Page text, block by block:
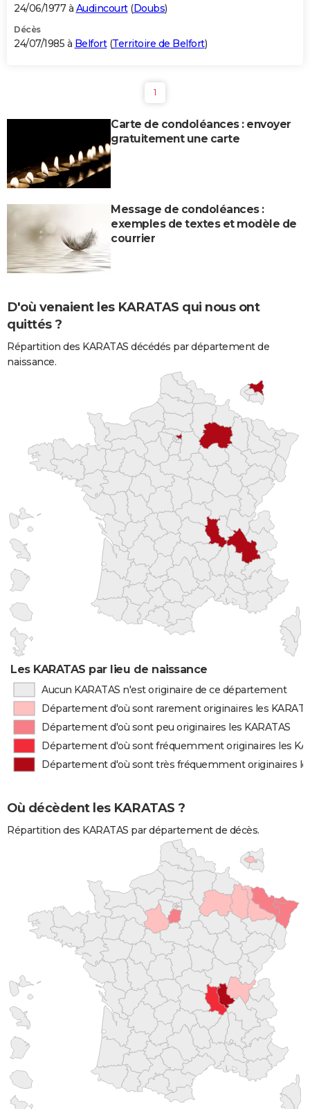
24/06/1977 à Audincourt(Doubs)
Décès
24/07/1985 à Belfort(Territoire de Belfort)
1
Carte de condoléances : envoyer
gratuitement une carte
Message de condoléances :
exemples de textes et modèle de
courrier
D'où venaient les KARATAS qui nous ont
quittés ?
Répartition des KARATAS décédés par département de
naissance.
Les KARATAS par lieu de naissance
Aucun KARATAS n'est originaire de ce département
Département d'où sont rarement originaires les
Département d'où sont peu originaires les KARATAS
Département d'où sont fréquemment originaires les
Département d'où sont très fréquemment originaires
Où décèdent les KARATAS ?
Répartition des KARATAS par département de décès.